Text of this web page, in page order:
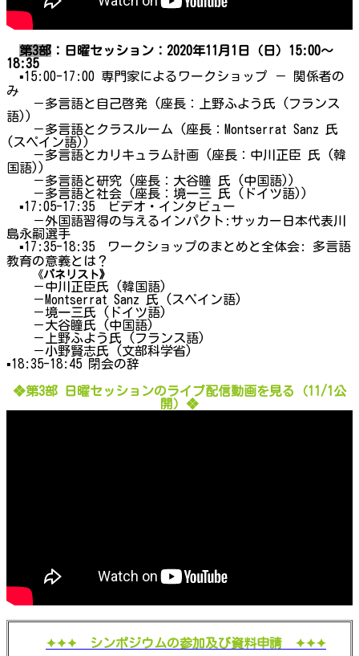
第3部 ：日曜セッション：2020年11月1日（日）15:00～
18:35
▪15:00-17:00 専門家によるワークショップ － 関係者の
み
－多言語と自己啓発 (座長：上野ふよう氏 (フランス
語))
－多言語とクラスルーム (座長：Montserrat Sanz 氏
(スペイン語))
－多言語とカリキュラム計画 (座長：中川正臣 氏 (韓
国語))
－多言語と研究 (座長：大谷瞳 氏 (中国語))
－多言語と社会 (座長：境一三 氏 (ドイツ語))
▪17:05-17:35 ビデオ・インタビュー
－外国語習得の与えるインパクト:サッカー日本代表川
島永嗣選手
▪17:35-18:35 ワークショップのまとめと全体会: 多言語
教育の意義とは？
《パネリスト》
－中川正臣氏 (韓国語)
－Montserrat Sanz 氏 (スペイン語)
－境一三氏 (ドイツ語)
－大谷瞳氏 (中国語)
－上野ふよう氏 (フランス語)
－小野賢志氏 (文部科学省)
▪18:35-18:45 閉会の辞
❖第3部 日曜セッションのライブ配信動画を見る（11/1公
開）❖
✦✦✦ シンポジウムの参加及び資料申請 ✦✦✦